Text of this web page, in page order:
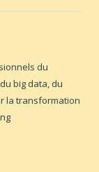
du
big data, du
la transformation